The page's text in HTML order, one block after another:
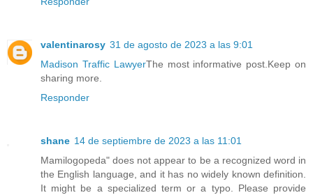
valentinarosy 31 de agosto de 2023 a las 9:01
Madison Traffic LawyerThe most informative post.Keep on
sharing more.
Responder
shane 14 de septiembre de 2023 a las 11:01
Mamilogopeda" does not appear to be a recognized word in
the English language, and it has no widely known definition.
It might be a specialized term or a typo. Please provide